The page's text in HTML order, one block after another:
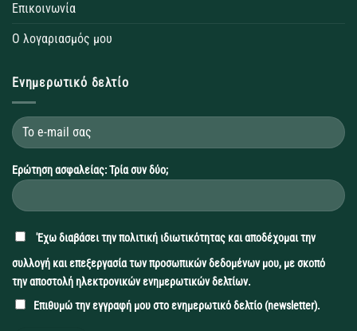
Επικοινωνία
Ο λογαριασμός μου
Ενημερωτικό δελτίο
Ερώτηση ασφαλείας: Τρία συν δύο;
'Εχω διαβάσει τηνπολιτική ιδιωτικότητας και αποδέχομαι την
συλλογή και επεξεργασία των προσωπικών δεδομένων μου, με σκοπό
την αποστολή ηλεκτρονικών ενημερωτικών δελτίων.
Επιθυμώ την εγγραφή μου στο ενημερωτικό δελτίο (newsletter).